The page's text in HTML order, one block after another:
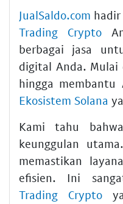
JualSaldo.com
Trading Crypto
berbagai jasa
digital Anda. Mulai
hingga membantu
Ekosistem Solana
Kami tahu
keunggulan
memastikan
efisien. Ini
Trading Crypto